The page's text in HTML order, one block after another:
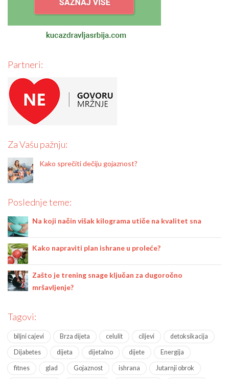
Partneri:
Za Vašu pažnju:
Kako sprečiti dečiju gojaznost?
Poslednje teme:
Na koji način višak kilograma utiče na kvalitet sna
Kako napraviti plan ishrane u proleće?
Zašto je trening snage ključan za dugoročno
mršavljenje?
Tagovi:
biljni cajevi Brza dijeta celulit ciljevi detoksikacija
Dijabetes dijeta dijetalno dijete Energija
fitnes glad Gojaznost ishrana Jutarnji obrok